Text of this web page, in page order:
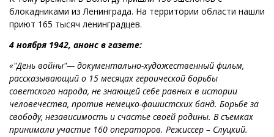
блокадниками из Ленинграда. На территории области нашли
приют 165 тысяч ленинградцев.
4 ноября 1942, анонс в газете:
«"День войны"— документально-художественный фильм,
рассказывающий о 15 месяцах героической борьбы
советского народа, не знающей себе равных в истории
человечества, против немецко-фашистских банд. Борьбе за
свободу, независимость и счастье своей родины. В съемках
принимали участие 160 операторов. Режиссер – Слуцкий.